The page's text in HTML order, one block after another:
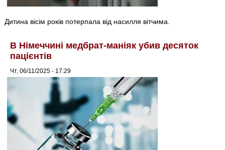
Дитина вісім років потерпала від насилля вітчима.
В Німеччині медбрат-маніяк убив десяток
пацієнтів
Чт, 06/11/2025 - 17:29